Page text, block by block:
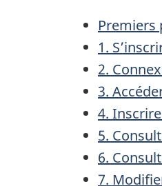
Premiers
1.
2.
3.
4.
5.
6.
7.